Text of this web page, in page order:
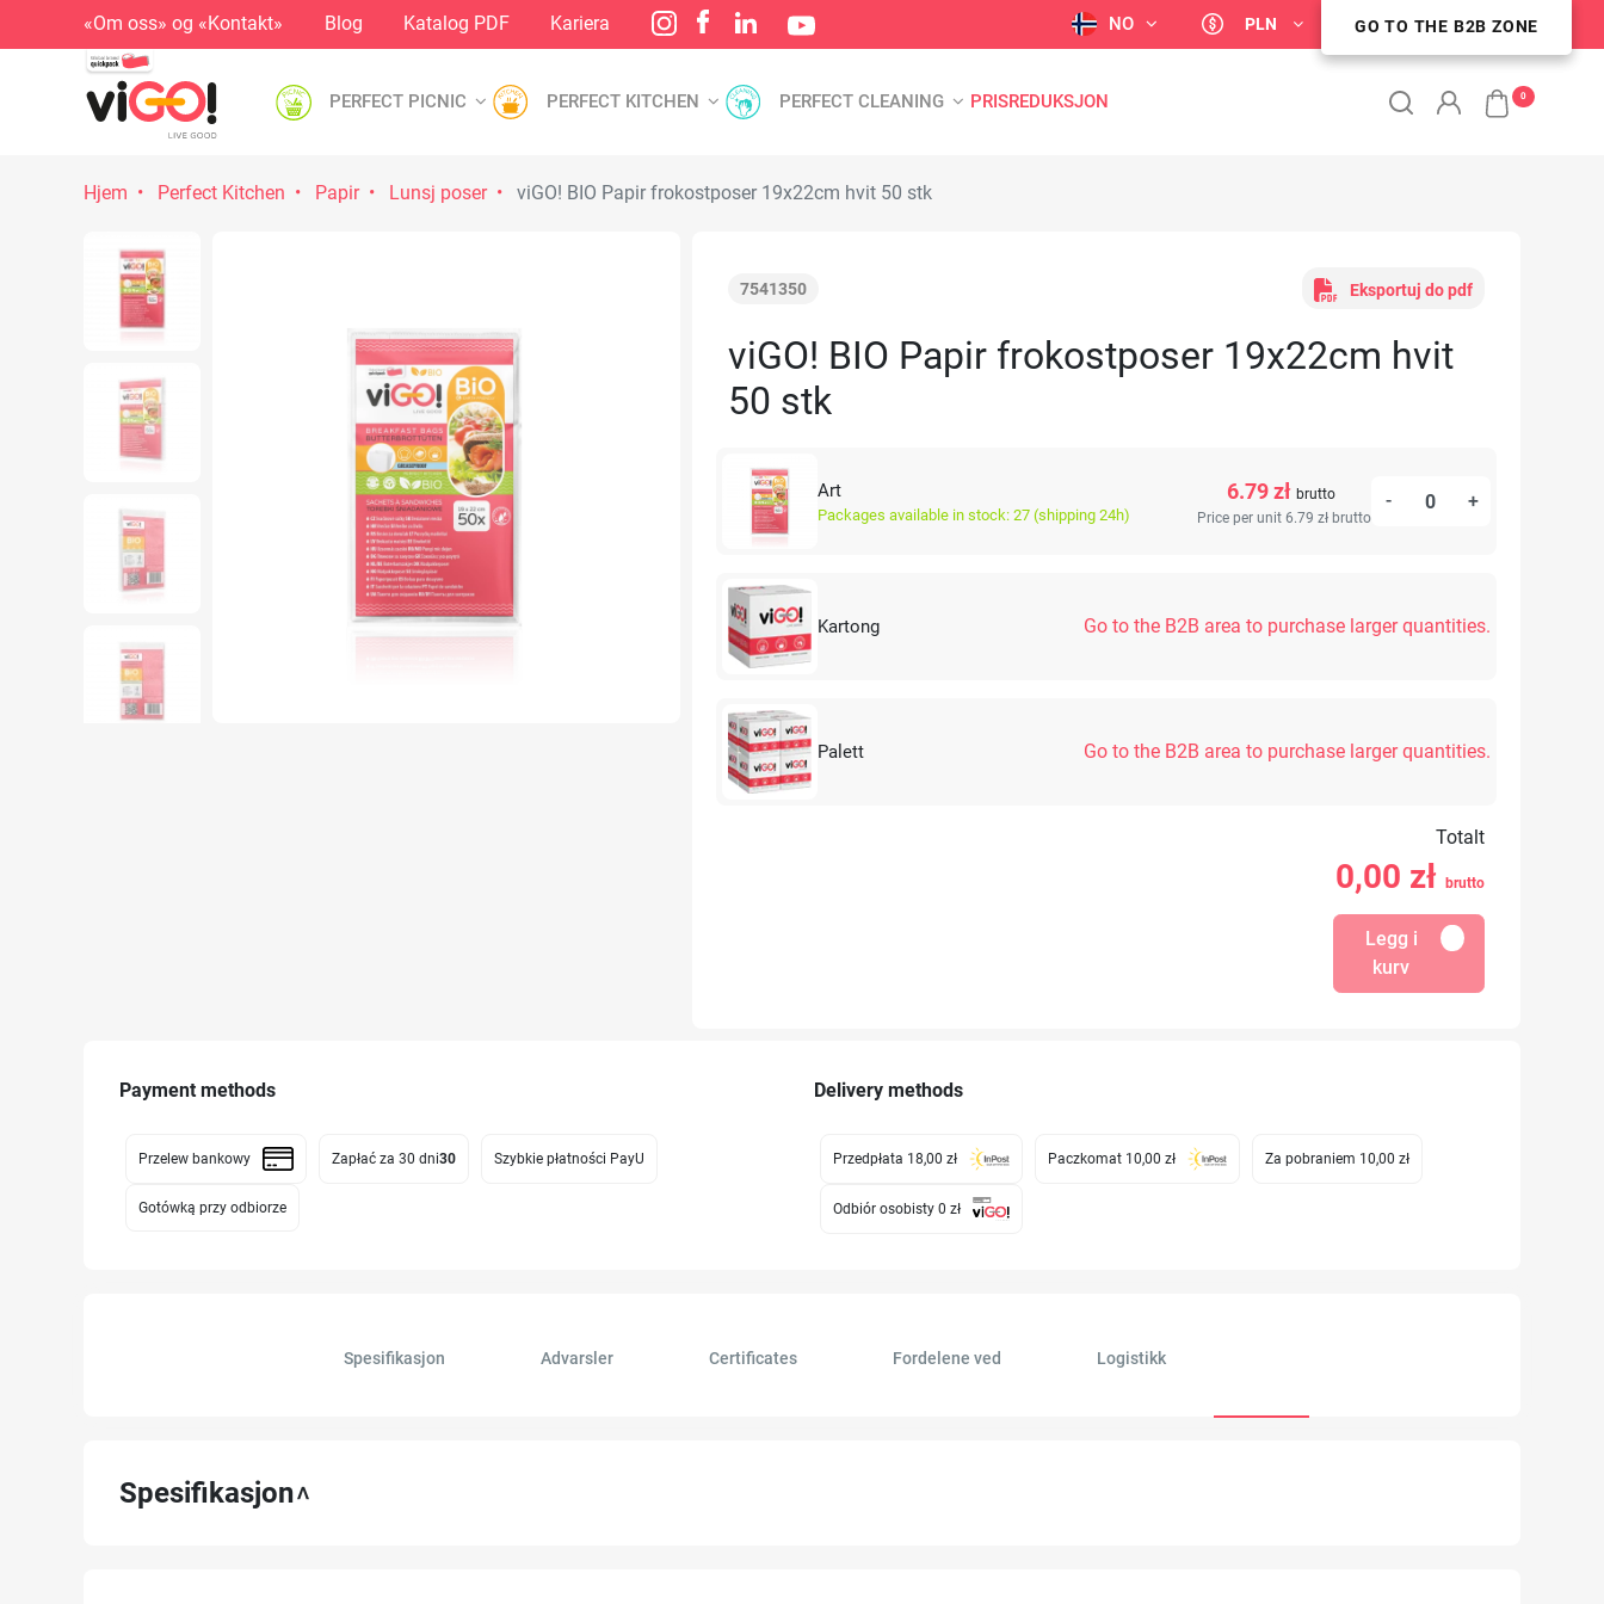
«Om oss» og «Kontakt» Blog Katalog PDF Kariera NO PLN STREFA KLIENTA B2B
GO TO THE B2B ZONE
PERFECT PICNIC PERFECT KITCHEN PERFECT CLEANING PRISREDUKSJON 0
Hjem Perfect Kitchen Papir Lunsj poser viGO! BIO Papir frokostposer 19x22cm hvit 50 stk
7541350 Eksportuj do pdf
viGO! BIO Papir frokostposer 19x22cm hvit
50 stk
Art
Packages available in stock: 27 (shipping 24h)
6.79 zł brutto
Price per unit 6.79 zł brutto
- +
Kartong Go to the B2B area to purchase larger quantities.
Palett Go to the B2B area to purchase larger quantities.
Totalt
0,00 zł brutto
Legg i
kurv
Payment methods
Przelew bankowy Zapłać za 30 dni30 Szybkie płatności PayU
Gotówką przy odbiorze
Delivery methods
Przedpłata 18,00 zł Paczkomat 10,00 zł Za pobraniem 10,00 zł
Odbiór osobisty 0 zł
Spesifikasjon Advarsler Certificates Fordelene ved Logistikk
Spesifikasjon